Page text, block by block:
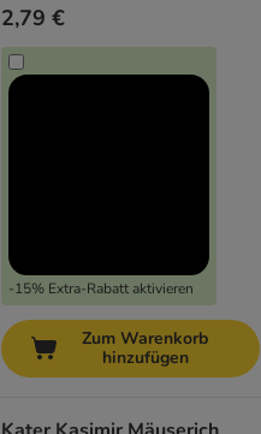
2,79 €
-15% Extra-Rabatt aktivieren
Zum Warenkorb
hinzufügen